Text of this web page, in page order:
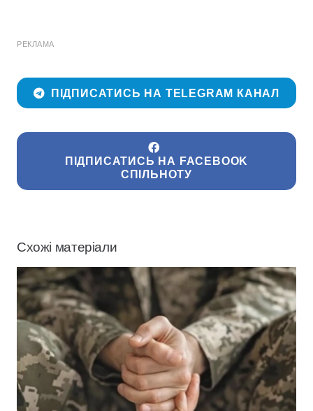
РЕКЛАМА
ПІДПИСАТИСЬ НА TELEGRAM КАНАЛ
ПІДПИСАТИСЬ НА FACEBOOK
СПІЛЬНОТУ
Схожі матеріали